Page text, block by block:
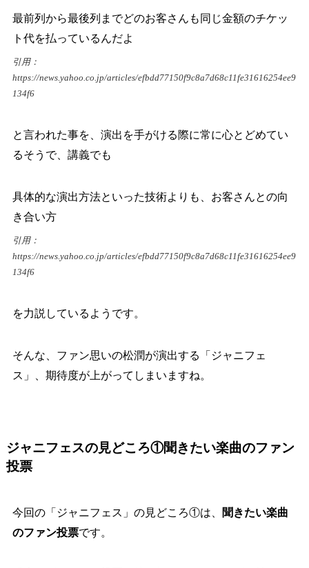
最前列から最後列までどのお客さんも同じ金額のチケッ
ト代を払っているんだよ
引用：
https://news.yahoo.co.jp/articles/efbdd77150f9c8a7d68c11fe31616254ee9
134f6
と言われた事を、演出を手がける際に常に心とどめてい
るそうで、講義でも
具体的な演出方法といった技術よりも、お客さんとの向
き合い方
引用：
https://news.yahoo.co.jp/articles/efbdd77150f9c8a7d68c11fe31616254ee9
134f6
を力説しているようです。
そんな、ファン思いの松潤が演出する「ジャニフェ
ス」、期待度が上がってしまいますね。
ジャニフェスの見どころ①聞きたい楽曲のファン
投票
今回の「ジャニフェス」の見どころ①は、
聞きたい楽曲
のファン投票です。